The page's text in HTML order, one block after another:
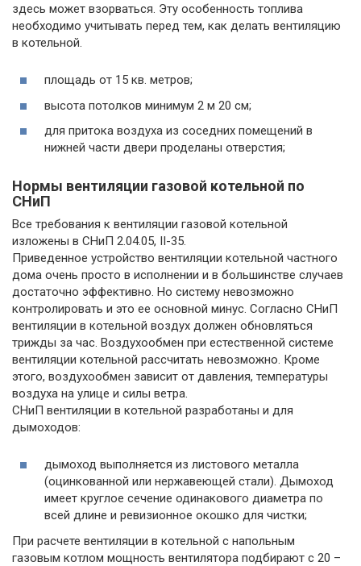
здесь может взорваться. Эту особенность топлива
необходимо учитывать перед тем, как делать вентиляцию
в котельной.
площадь от 15 кв. метров;
высота потолков минимум 2 м 20 см;
для притока воздуха из соседних помещений в
нижней части двери проделаны отверстия;
Нормы вентиляции газовой котельной по
СНиП
Все требования к вентиляции газовой котельной
изложены в СНиП 2.04.05, II-35.
Приведенное устройство вентиляции котельной частного
дома очень просто в исполнении и в большинстве случаев
достаточно эффективно. Но систему невозможно
контролировать и это ее основной минус. Согласно СНиП
вентиляции в котельной воздух должен обновляться
трижды за час. Воздухообмен при естественной системе
вентиляции котельной рассчитать невозможно. Кроме
этого, воздухообмен зависит от давления, температуры
воздуха на улице и силы ветра.
СНиП вентиляции в котельной разработаны и для
дымоходов:
дымоход выполняется из листового металла
(оцинкованной или нержавеющей стали). Дымоход
имеет круглое сечение одинакового диаметра по
всей длине и ревизионное окошко для чистки;
При расчете вентиляции в котельной с напольным
газовым котлом мощность вентилятора подбирают с 20 –